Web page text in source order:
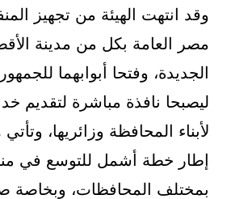
وقد انتهت الهيئة من تجهيز
مصر العامة بكل من مدينة
الجديدة، وفتحا أبوابهما
ليصبحا نافذة مباشرة لتقديم
لأبناء المحافظة وزائريها،
إطار خطة أشمل للتوسع في
بمختلف المحافظات، وبخاصة